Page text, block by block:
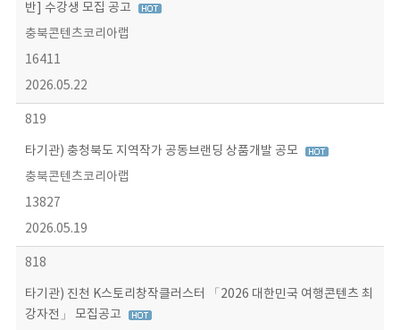
반] 수강생 모집 공고
충북콘텐츠코리아랩
16411
2026.05.22
819
타기관) 충청북도 지역작가 공동브랜딩 상품개발 공모
충북콘텐츠코리아랩
13827
2026.05.19
818
타기관) 진천 K스토리창작클러스터 「2026 대한민국 여행콘텐츠 최
강자전」 모집공고